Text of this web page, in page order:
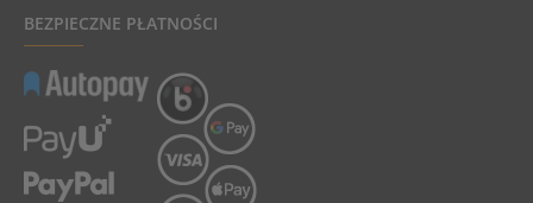
BEZPIECZNE PŁATNOŚCI